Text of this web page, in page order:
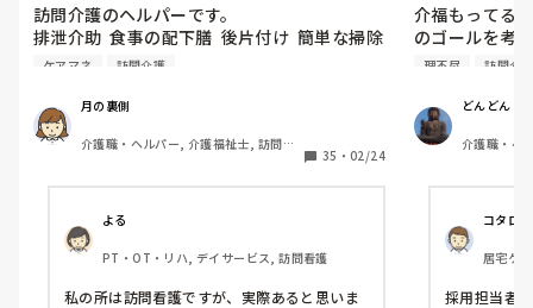
訪問介護のヘルパーです。
排泄介助  食事の配下膳  後片付け  簡単な掃除
で
利用者さんが食事に1時間近くかかり
食後の片付けとベッドでの体制を整えたら毎
回20分近くオーバーです。
ケアマネに何度も伝えますが 「点数も無いし
自費ももう使えない」と言われ 認めてもらえ
プランの変更も無く タダ働きです。
ケアマネ 訪問介護
月の裏側
介護職・ヘルパー, 介護福祉士, 訪問介
35 ・ 02/24
よる
PT・OT・リハ, デイサービス, 訪問看護
私の所は訪問看護ですが、実際あると思いま
介福もってる
のゴールを考
転職考えてま
需要ないのか
理不尽 訪問介護
どんどんど
介護職・ヘ
コタロー
居宅ケ
採用担当者